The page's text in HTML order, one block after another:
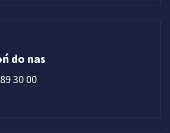
do nas
30 00